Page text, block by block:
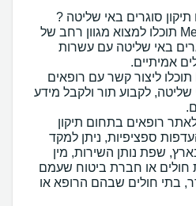
סוגרים באי שליטה ?
באינדקס של MedReviews תוכלו למצוא מגוון רחב של
באי שליטה עם עשרות
באמצעות MedReviews תוכלו ליצור קשר עם רופאים
שליטה, לקבוע תור ולקבל מידע
לאתר רופאים בתחום תיקון
ספציפיות, ניתן למקד
שפת נותן השירות, מין
חולים או חברת ביטוח שעמם
בתי חולים שבהם הרופא או